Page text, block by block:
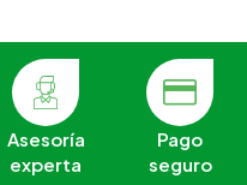
Asesoría
experta
Pago
seguro